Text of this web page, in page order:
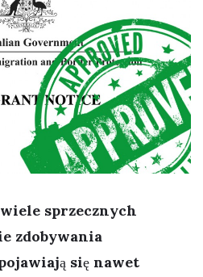
sprzecznych
zdobywania
się nawet